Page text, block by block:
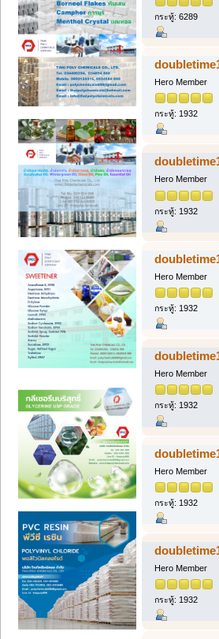
กระทู้: 6289
Hero Member
กระทู้: 1932
Hero Member
กระทู้: 1932
Hero Member
กระทู้: 1932
Hero Member
กระทู้: 1932
Hero Member
กระทู้: 1932
Hero Member
กระทู้: 1932